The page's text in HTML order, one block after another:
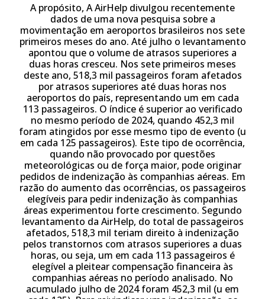
A propósito, A AirHelp divulgou recentemente
dados de uma nova pesquisa sobre a
movimentação em aeroportos brasileiros nos sete
primeiros meses do ano. Até julho o levantamento
apontou que o volume de atrasos superiores a
duas horas cresceu. Nos sete primeiros meses
deste ano, 518,3 mil passageiros foram afetados
por atrasos superiores até duas horas nos
aeroportos do país, representando um em cada
113 passageiros. O índice é superior ao verificado
no mesmo período de 2024, quando 452,3 mil
foram atingidos por esse mesmo tipo de evento (u
em cada 125 passageiros). Este tipo de ocorrência,
quando não provocado por questões
meteorológicas ou de força maior, pode originar
pedidos de indenização às companhias aéreas. Em
razão do aumento das ocorrências, os passageiros
elegíveis para pedir indenização às companhias
áreas experimentou forte crescimento. Segundo
levantamento da AirHelp, do total de passageiros
afetados, 518,3 mil teriam direito à indenização
pelos transtornos com atrasos superiores a duas
horas, ou seja, um em cada 113 passageiros é
elegível a pleitear compensação financeira às
companhias aéreas no período analisado. No
acumulado julho de 2024 foram 452,3 mil (u em